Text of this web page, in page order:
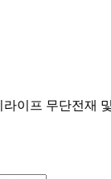
이프 무단전재